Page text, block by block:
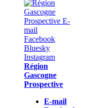
Région
Gascogne
Prospective
E-mail